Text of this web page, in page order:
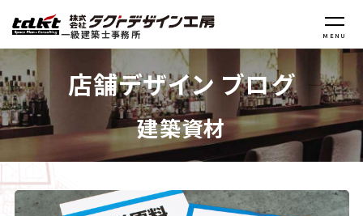
一級建築士事務所 MENU
店舗デザイン ブログ
建築資材